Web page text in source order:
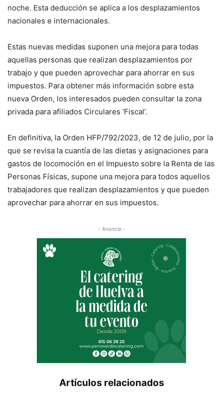
noche. Esta deducción se aplica a los desplazamientos
nacionales e internacionales.
Estas nuevas medidas suponen una mejora para todas
aquellas personas que realizan desplazamientos por
trabajo y que pueden aprovechar para ahorrar en sus
impuestos. Para obtener más información sobre esta
nueva Orden, los interesados pueden consultar la zona
privada para afiliados Circulares ‘Fiscal’.
En definitiva, la Orden HFP/792/2023, de 12 de julio, por la
que se revisa la cuantía de las dietas y asignaciones para
gastos de locomoción en el Impuesto sobre la Renta de las
Personas Físicas, supone una mejora para todos aquellos
trabajadores que realizan desplazamientos y que pueden
aprovechar para ahorrar en sus impuestos.
- Anuncio -
Artículos relacionados